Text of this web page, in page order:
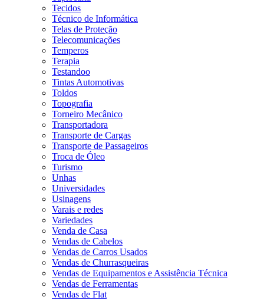
Tecidos
Técnico de Informática
Telas de Proteção
Telecomunicações
Temperos
Terapia
Testandoo
Tintas Automotivas
Toldos
Topografia
Torneiro Mecânico
Transportadora
Transporte de Cargas
Transporte de Passageiros
Troca de Óleo
Turismo
Unhas
Universidades
Usinagens
Varais e redes
Variedades
Venda de Casa
Vendas de Cabelos
Vendas de Carros Usados
Vendas de Churrasqueiras
Vendas de Equipamentos e Assistência Técnica
Vendas de Ferramentas
Vendas de Flat